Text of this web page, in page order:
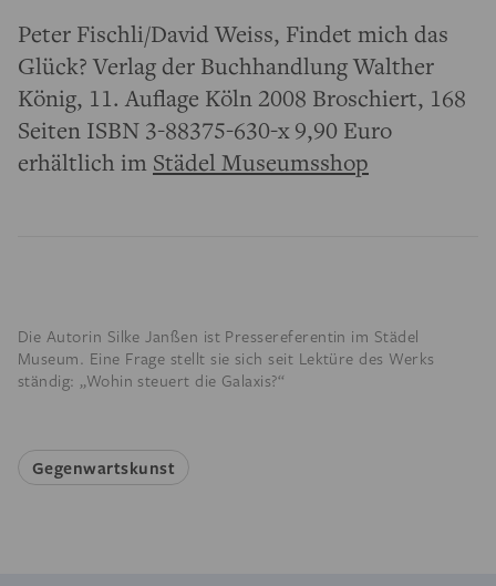
Peter Fischli/David Weiss, Findet mich das
Glück? Verlag der Buchhandlung Walther
König, 11. Auflage Köln 2008 Broschiert, 168
Seiten ISBN 3-88375-630-x 9,90 Euro
erhältlich im Städel Museumsshop
Die Autorin Silke Janßen ist Pressereferentin im Städel
Museum. Eine Frage stellt sie sich seit Lektüre des Werks
ständig: „Wohin steuert die Galaxis?“
Gegenwartskunst